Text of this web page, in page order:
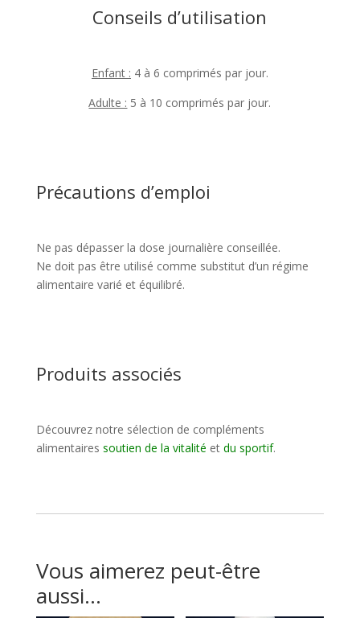
Conseils d’utilisation
Enfant : 4 à 6 comprimés par jour.
Adulte : 5 à 10 comprimés par jour.
Précautions d’emploi
Ne pas dépasser la dose journalière conseillée.
Ne doit pas être utilisé comme substitut d’un régime
alimentaire varié et équilibré.
Produits associés
Découvrez notre sélection de compléments
alimentaires soutien de la vitalité et du sportif.
Vous aimerez peut-être
aussi…